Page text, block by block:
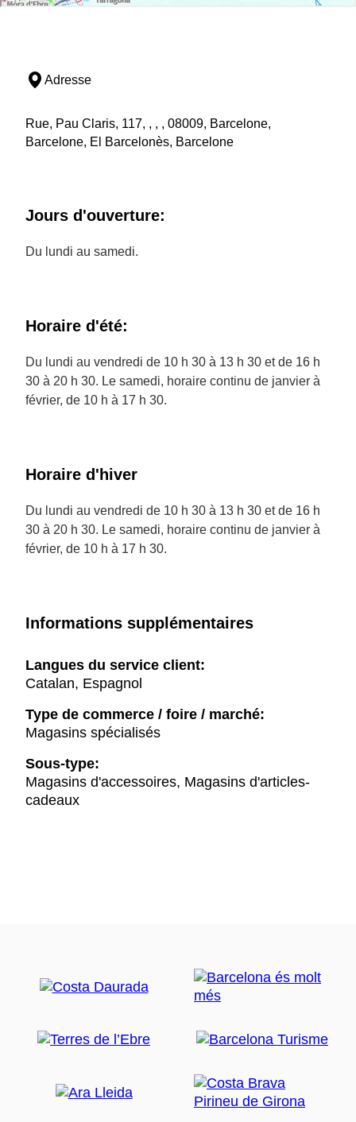
Adresse
Rue, Pau Claris, 117, , , , 08009, Barcelone,
Barcelone, El Barcelonès, Barcelone
Jours d'ouverture:
Du lundi au samedi.
Horaire d'été:
Du lundi au vendredi de 10 h 30 à 13 h 30 et de 16 h
30 à 20 h 30. Le samedi, horaire continu de janvier à
février, de 10 h à 17 h 30.
Horaire d'hiver
Du lundi au vendredi de 10 h 30 à 13 h 30 et de 16 h
30 à 20 h 30. Le samedi, horaire continu de janvier à
février, de 10 h à 17 h 30.
Informations supplémentaires
Langues du service client:
Catalan, Espagnol
Type de commerce / foire / marché:
Magasins spécialisés
Sous-type:
Magasins d'accessoires, Magasins d'articles-
cadeaux